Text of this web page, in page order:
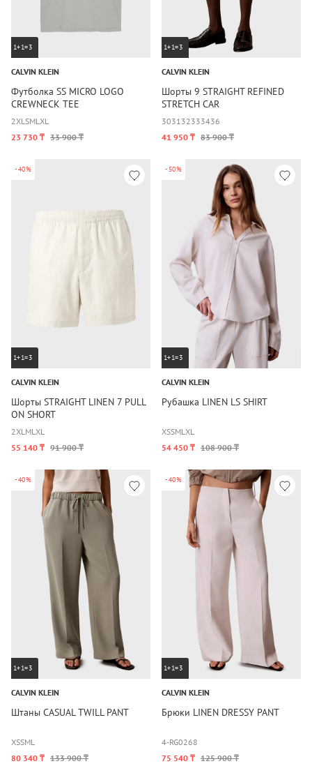
1+1=3
CALVIN KLEIN
Футболка SS MICRO LOGO
CREWNECK TEE
2XLSMLXL
23 730 ₸ 33 900 ₸
1+1=3
CALVIN KLEIN
Шорты 9 STRAIGHT REFINED
STRETCH CAR
303132333436
41 950 ₸ 83 900 ₸
-40%
1+1=3
CALVIN KLEIN
Шорты STRAIGHT LINEN 7 PULL
ON SHORT
2XLMLXL
55 140 ₸ 91 900 ₸
-50%
1+1=3
CALVIN KLEIN
Рубашка LINEN LS SHIRT
XSSMLXL
54 450 ₸ 108 900 ₸
-40%
1+1=3
CALVIN KLEIN
Штаны CASUAL TWILL PANT
XSSML
80 340 ₸ 133 900 ₸
-40%
1+1=3
CALVIN KLEIN
Брюки LINEN DRESSY PANT
4-RG0268
75 540 ₸ 125 900 ₸